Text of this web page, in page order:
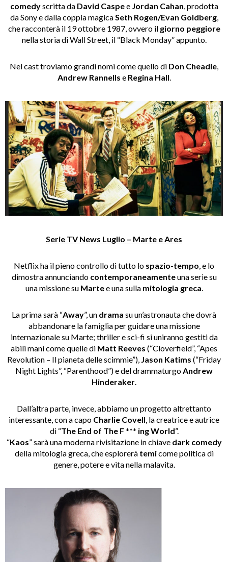
comedyscritta da David Caspee Jordan Cahan , prodotta
da Sony e dalla coppia magica Seth Rogen/Evan Goldberg,
che racconterà il 19 ottobre 1987, ovvero il giorno peggiore
nella storia di Wall Street, il “Black Monday” appunto.
Nel cast troviamo grandi nomi come quello di Don Cheadle
Andrew Rannells e Regina Hall
Serie TV News Luglio – Marte e Ares
Netflix ha il pieno controllo di tutto lo spazio-tempo , e lo
dimostra annunciando contemporaneamenteuna serie su
una missione su Martee una sulla mitologia greca
La prima sarà “Away”, un drama su un’astronauta che dovrà
abbandonare la famiglia per guidare una missione
internazionale su Marte; thriller e sci-fi si uniranno gestiti da
abili mani come quelle di Matt Reeves (“Cloverfield”, “Apes
Revolution – Il pianeta delle scimmie”), Jason Katims (“Friday
Night Lights”, “Parenthood”) e del drammaturgo Andrew
Hinderaker
Dall’altra parte, invece, abbiamo un progetto altrettanto
interessante, con a capo Charlie Covell , la creatrice e autrice
di “The End of The F *** ing World”.
“Kaos” sarà una moderna rivisitazione in chiave dark comedy
della mitologia greca, che esplorerà temicome politica di
genere, potere e vita nella malavita.